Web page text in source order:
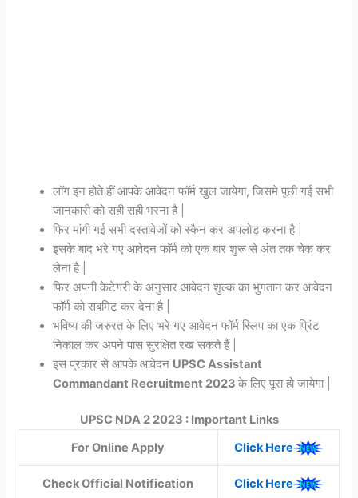
लॉग इन होते हीं आपके आवेदन फॉर्म खुल जायेगा, जिसमे पूछी गई सभी
जानकारी को सही सही भरना है |
फिर मांगी गई सभी दस्तावेजों को स्कैन कर अपलोड करना है |
इसके बाद भरे गए आवेदन फॉर्म को एक बार शुरू से अंत तक चेक कर
लेना है |
फिर अपनी केटेगरी के अनुसार आवेदन शुल्क का भुगतान कर आवेदन
फॉर्म को सबमिट कर देना है |
भविष्य की जरुरत के लिए भरे गए आवेदन फॉर्म स्लिप का एक प्रिंट
निकाल कर अपने पास सुरक्षित रख सकते हैं |
इस प्रकार से आपके आवेदन UPSC Assistant
Commandant Recruitment 2023के लिए पूरा हो जायेगा |
UPSC NDA 2 2023 : Important Links
For Online Apply
Click Here
Check Official Notification Click Here